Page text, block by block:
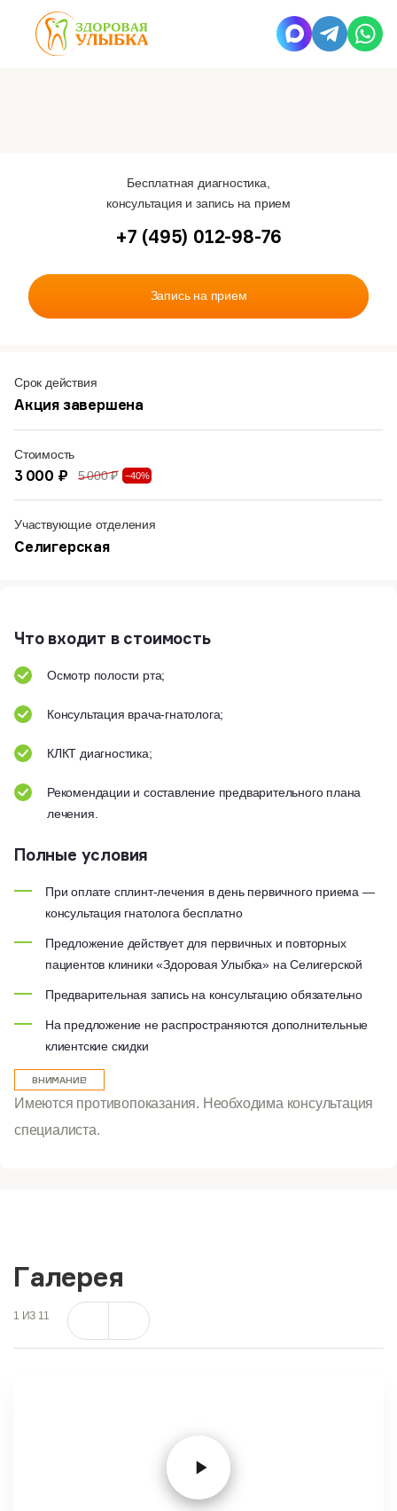
Что входит в стоимость
Осмотр полости рта;
Консультация врача-гнатолога;
КЛКТ диагностика;
Рекомендации и составление предварительного плана
лечения.
Полные условия
При оплате сплинт-лечения в день первичного приема —
консультация гнатолога бесплатно
Предложение действует для первичных и повторных
пациентов клиники «Здоровая Улыбка» на Селигерской
Предварительная запись на консультацию обязательно
На предложение не распространяются дополнительные
клиентские скидки
ВНИМАНИЕ!
Имеются противопоказания. Необходима консультация
специалиста.
Бесплатная диагностика,
консультация и запись на прием
+7 (495) 012-98-76
Запись на прием
Срок действия
Акция завершена
Стоимость
3 000 ₽ 5 000 ₽ −40%
Участвующие отделения
Селигерская
Галерея
1 ИЗ 11